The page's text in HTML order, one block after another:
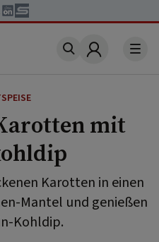
Account
mit
Karotten in einen
Mantel und genießen
Kohldip.